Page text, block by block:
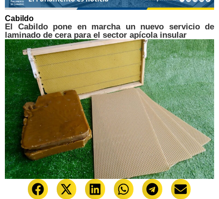
Cabildo
El Cabildo pone en marcha un nuevo servicio de
laminado de cera para el sector apícola insular